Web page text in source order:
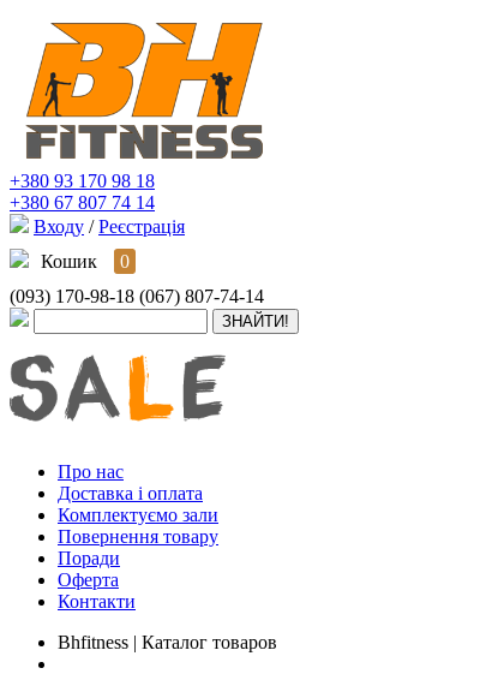
+380 93 170 98 18
+380 67 807 74 14
Входу / Реєстрація
Кошик
0
(093) 170-98-18 (067) 807-74-14
Про нас
Доставка і оплата
Комплектуємо зали
Повернення товару
Поради
Оферта
Контакти
Bhfitness | Каталог товаров